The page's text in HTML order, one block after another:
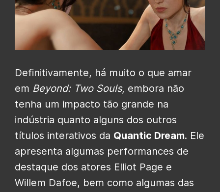
Definitivamente, há muito o que amar
em Beyond: Two Souls, embora não
tenha um impacto tão grande na
indústria quanto alguns dos outros
títulos interativos da Quantic Dream. Ele
apresenta algumas performances de
destaque dos atores Elliot Page e
Willem Dafoe, bem como algumas das